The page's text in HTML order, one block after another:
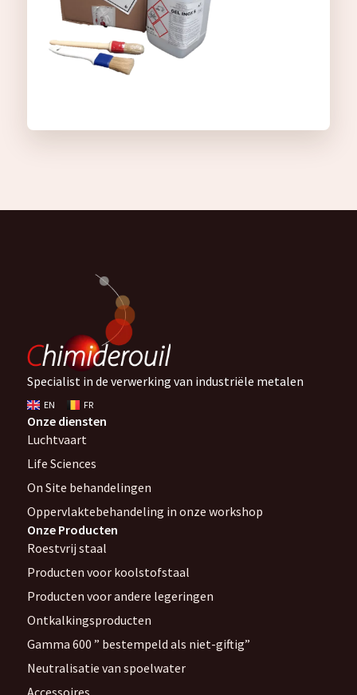
Specialist in de verwerking van industriële metalen
EN FR
Onze diensten
Luchtvaart
Life Sciences
On Site behandelingen
Oppervlaktebehandeling in onze workshop
Onze Producten
Roestvrij staal
Producten voor koolstofstaal
Producten voor andere legeringen
Ontkalkingsproducten
Gamma 600 ” bestempeld als niet-giftig”
Neutralisatie van spoelwater